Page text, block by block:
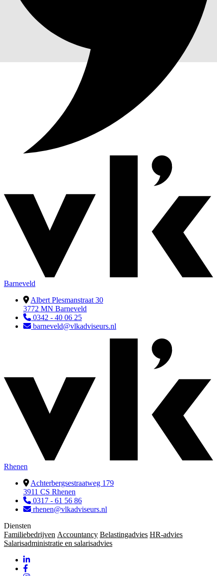
Barneveld
Albert Plesmanstraat 30
3772 MN Barneveld
0342 - 40 06 25
barneveld@vlkadviseurs.nl
Rhenen
Achterbergsestraatweg 179
3911 CS Rhenen
0317 - 61 56 86
rhenen@vlkadviseurs.nl
Diensten
Familiebedrijven Accountancy Belastingadvies HR-advies
Salarisadministratie en salarisadvies